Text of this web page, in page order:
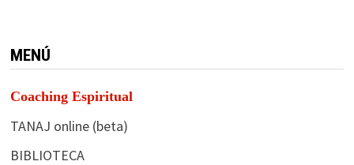
MENÚ
Coaching Espiritual
TANAJ online (beta)
BIBLIOTECA